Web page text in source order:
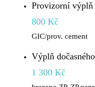
Provizorní výplň
800 Kč
GIC/prov. cement
Výplň
1 300 Kč